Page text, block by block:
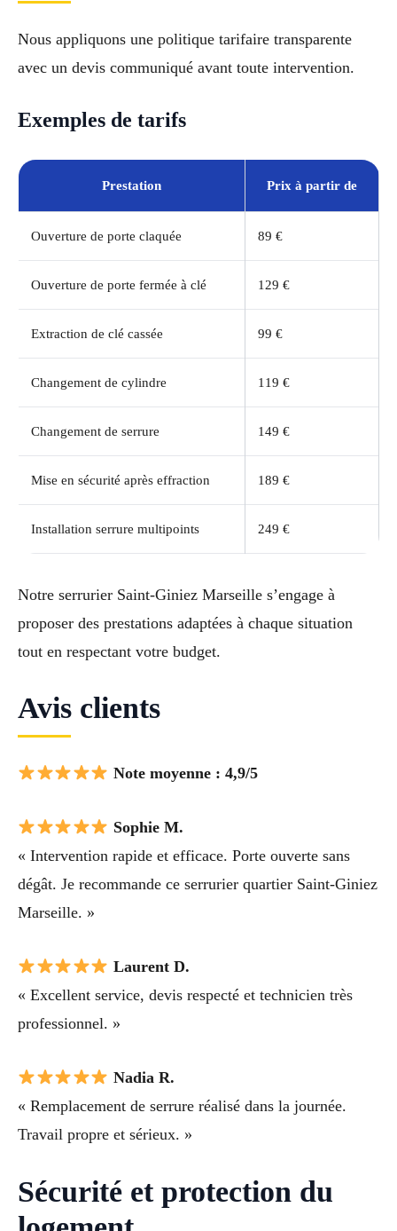
Nous appliquons une politique tarifaire transparente
avec un devis communiqué avant toute intervention.
Exemples de tarifs
Prestation Prix à partir de
Ouverture de porte claquée 89 €
Ouverture de porte fermée à clé 129 €
Extraction de clé cassée 99 €
Changement de cylindre 119 €
Changement de serrure 149 €
Mise en sécurité après effraction 189 €
Installation serrure multipoints 249 €
Notre serrurier Saint-Giniez Marseille s’engage à
proposer des prestations adaptées à chaque situation
tout en respectant votre budget.
Avis clients
Note moyenne : 4,9/5
Sophie M.
« Intervention rapide et efficace. Porte ouverte sans
dégât. Je recommande ce serrurier quartier Saint-Giniez
Marseille. »
Laurent D.
« Excellent service, devis respecté et technicien très
professionnel. »
Nadia R.
« Remplacement de serrure réalisé dans la journée.
Travail propre et sérieux. »
Sécurité et protection du